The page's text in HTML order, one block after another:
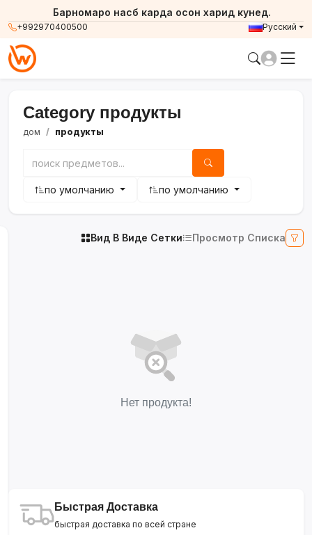
+992970400500
Барномаро насб карда осон харид кунед.
Русский
Category продукты
дом продукты
по умолчанию по умолчанию
Вид В Виде Сетки Просмотр Списка
Нет продукта!
Быстрая Доставка
быстрая доставка по всей стране